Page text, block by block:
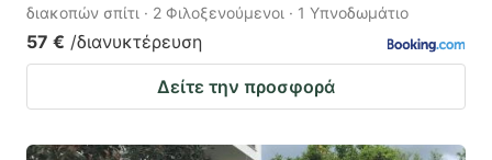
διακοπών σπίτι · 2 Φιλοξενούμενοι · 1 Υπνοδωμάτιο
57 € /διανυκτέρευση
Δείτε την προσφορά